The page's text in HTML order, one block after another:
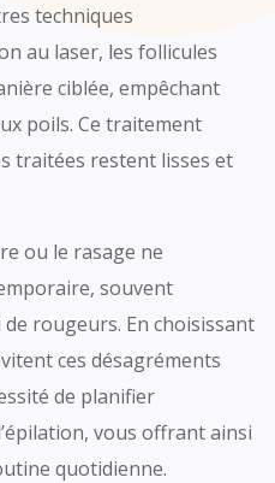
techniques
au laser, les follicules
ciblée, empêchant
poils. Ce traitement
traitées restent lisses et
ou le rasage ne
souvent
rougeurs. En choisissant
ces désagréments
de planifier
vous offrant ainsi
quotidienne.